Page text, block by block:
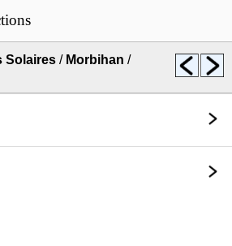
Solaires / Morbihan /